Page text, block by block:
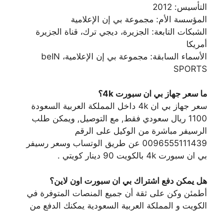
التأسيس: 2012
المؤسسة الأم: مجموعة بي إن الإعلامية
الشبكات التابعة: الجزيرة، ديجي ترك، قناة الجزيرة
أمريكا
الأسماء السابقة: مجموعة بي إن الإعلامية، beIN
SPORTS
ما سعر جهاز بي ان سبورت 4k؟
سعر جهاز بي ان 4k داخل المملكة العربية السعودة
1100 ريال سعودي فقط, مع التوصيل, ويمكن طلب
الرسيفر مباشرة من الوكيل على الرقم
0096555111439 عن طريق الوتساب وسعر رسيفر
بي ان سبورت 4k بالكويت 90 دينار كويتي .
هل يمكن دفع اشتراك بي ان سبورت اون لاين؟
أطمئن وكن على ثقة أن جميع المنصات المتوفرة في
الكويت و المملكة العربية السعودية يمكنك الدفع من